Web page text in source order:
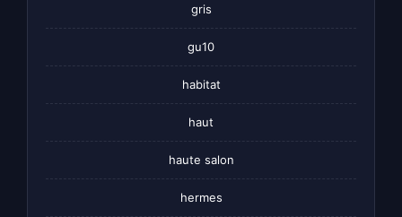
gris
gu10
habitat
haut
haute salon
hermes